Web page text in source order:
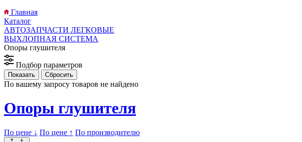
Главная
Каталог
АВТОЗАПЧАСТИ ЛЕГКОВЫЕ
ВЫХЛОПНАЯ СИСТЕМА
Опоры глушителя
Подбор параметров
По вашему запросу товаров не найдено
Опоры глушителя
По цене ↓ По цене ↑ По производителю